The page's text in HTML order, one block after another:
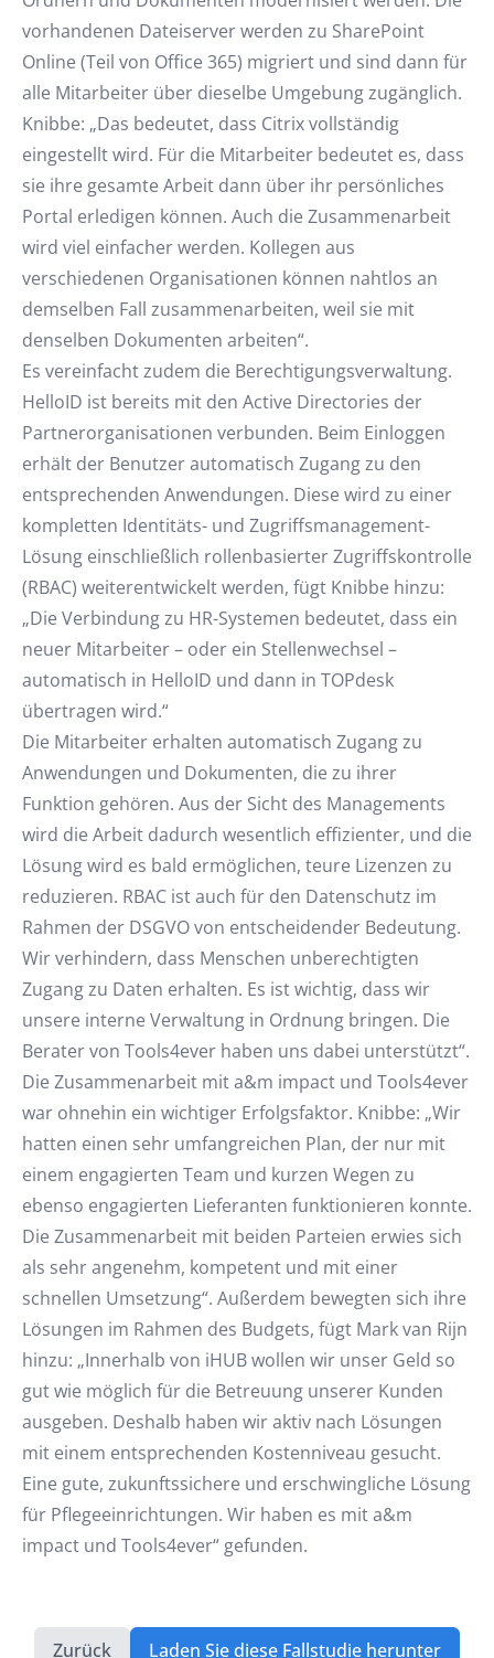
vorhandenen Dateiserver werden zu SharePoint
Online (Teil von Office 365) migriert und sind dann für
alle Mitarbeiter über dieselbe Umgebung zugänglich.
Knibbe: „Das bedeutet, dass Citrix vollständig
eingestellt wird. Für die Mitarbeiter bedeutet es, dass
sie ihre gesamte Arbeit dann über ihr persönliches
Portal erledigen können. Auch die Zusammenarbeit
wird viel einfacher werden. Kollegen aus
verschiedenen Organisationen können nahtlos an
demselben Fall zusammenarbeiten, weil sie mit
denselben Dokumenten arbeiten“.
Es vereinfacht zudem die Berechtigungsverwaltung.
HelloID ist bereits mit den Active Directories der
Partnerorganisationen verbunden. Beim Einloggen
erhält der Benutzer automatisch Zugang zu den
entsprechenden Anwendungen. Diese wird zu einer
kompletten Identitäts- und Zugriffsmanagement-
Lösung einschließlich rollenbasierter Zugriffskontrolle
(RBAC) weiterentwickelt werden, fügt Knibbe hinzu:
„Die Verbindung zu HR-Systemen bedeutet, dass ein
neuer Mitarbeiter – oder ein Stellenwechsel –
automatisch in HelloID und dann in TOPdesk
übertragen wird.“
Die Mitarbeiter erhalten automatisch Zugang zu
Anwendungen und Dokumenten, die zu ihrer
Funktion gehören. Aus der Sicht des Managements
wird die Arbeit dadurch wesentlich effizienter, und die
Lösung wird es bald ermöglichen, teure Lizenzen zu
reduzieren. RBAC ist auch für den Datenschutz im
Rahmen der DSGVO von entscheidender Bedeutung.
Wir verhindern, dass Menschen unberechtigten
Zugang zu Daten erhalten. Es ist wichtig, dass wir
unsere interne Verwaltung in Ordnung bringen. Die
Berater von Tools4ever haben uns dabei unterstützt“.
Die Zusammenarbeit mit a&m impact und Tools4ever
war ohnehin ein wichtiger Erfolgsfaktor. Knibbe: „Wir
hatten einen sehr umfangreichen Plan, der nur mit
einem engagierten Team und kurzen Wegen zu
ebenso engagierten Lieferanten funktionieren konnte.
Die Zusammenarbeit mit beiden Parteien erwies sich
als sehr angenehm, kompetent und mit einer
schnellen Umsetzung“. Außerdem bewegten sich ihre
Lösungen im Rahmen des Budgets, fügt Mark van Rijn
hinzu: „Innerhalb von iHUB wollen wir unser Geld so
gut wie möglich für die Betreuung unserer Kunden
ausgeben. Deshalb haben wir aktiv nach Lösungen
mit einem entsprechenden Kostenniveau gesucht.
Eine gute, zukunftssichere und erschwingliche Lösung
für Pflegeeinrichtungen. Wir haben es mit a&m
impact und Tools4ever“ gefunden.
Zurück
Laden Sie diese Fallstudie herunter